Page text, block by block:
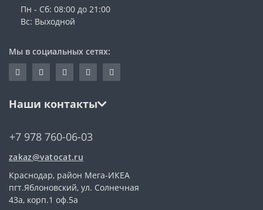
Пн - Сб: 08:00 до 21:00
Вс: Выходной
Мы в социальных сетях:
Наши контакты
+7 978 760-06-03
zakaz@vatocat.ru
Краснодар, район Мега-ИКЕА
пгт.Яблоновский, ул. Солнечная
43а, корп.1 оф.5а